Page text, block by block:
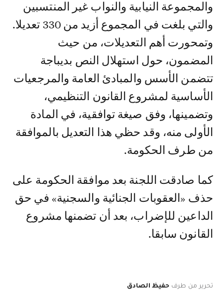
والمجموعة النيابية والنواب غير المنتسبين
والتي بلغت في المجموع أزيد من 330 تعديلا.
وتمحورت أهم التعديلات، من حيث
المضمون، حول استهلال النص بديباجة
تتضمن الأسس والمبادئ العامة والمرجعيات
الأساسية لمشروع القانون التنظيمي،
وتضمينها، وفق صيغة توافقية، في المادة
الأولى منه، وقد حظي هذا التعديل بالموافقة
من طرف الحكومة.
كما صادقت اللجنة بعد موافقة الحكومة على
حذف «العقوبات الجنائية والسجنية» في حق
الداعين للإضراب، بعد أن تضمنها مشروع
القانون سابقا.
تحرير من طرف حفيظ الصادق